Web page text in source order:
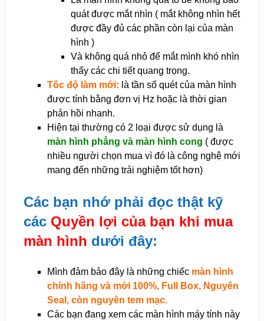
quát được mắt nhìn ( mắt không nhìn hết
được đầy đủ các phần còn lại của màn
hình )
Và không quá nhỏ để mắt mình khó nhìn
thấy các chi tiết quang trọng.
Tốc độ làm mới: là tần số quét của màn hình
được tính bằng đơn vị Hz hoặc là thời gian
phản hồi nhanh.
Hiện tại thường có 2 loại được sử dụng là
màn hình phẳng và màn hình cong ( được
nhiều người chọn mua vì đó là công nghệ mới
mang đến những trải nghiệm tốt hơn)
Các bạn nhớ phải đọc thật kỹ
các Quyền lợi của bạn khi mua
màn hình dưới đây:
Mình đảm bảo đây là những chiếcmàn hình
chính hãng và mới 100%, Full Box, Nguyên
Seal, còn nguyên tem mạc.
Các bạn đang xem các màn hình máy tính này